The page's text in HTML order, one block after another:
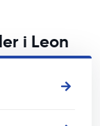
i Leon